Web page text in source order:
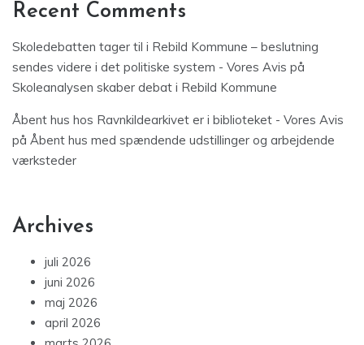
Recent Comments
Skoledebatten tager til i Rebild Kommune – beslutning
sendes videre i det politiske system - Vores Avis på
Skoleanalysen skaber debat i Rebild Kommune
Åbent hus hos Ravnkildearkivet er i biblioteket - Vores Avis
på Åbent hus med spændende udstillinger og arbejdende
værksteder
Archives
juli 2026
juni 2026
maj 2026
april 2026